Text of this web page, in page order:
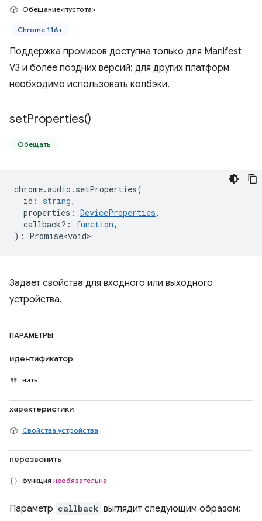
Обещание<пустота>
Chrome 116+
Поддержка промисов доступна только для Manifest
V3 и более поздних версий; для других платформ
необходимо использовать колбэки.
setProperties()
Обещать
chrome.audio . setProperties(
id : string,
properties : DeviceProperties,
callback? : function,
) : Promise<void>
Задает свойства для входного или выходного
устройства.
ПАРАМЕТРЫ
идентификатор
нить
характеристики
Свойства устройства
перезвонить
функция необязательна
Параметр callback выглядит следующим образом: